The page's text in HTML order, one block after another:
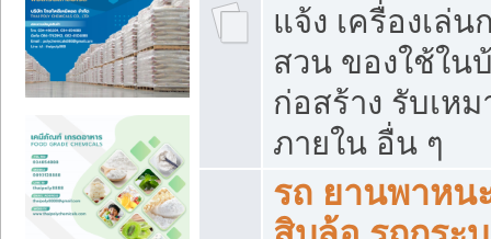
แจ้ง เครื่องเล่น
สวน ของใช้ใน
ก่อสร้าง รับเห
ภายใน อื่น ๆ
รถ ยานพาหน